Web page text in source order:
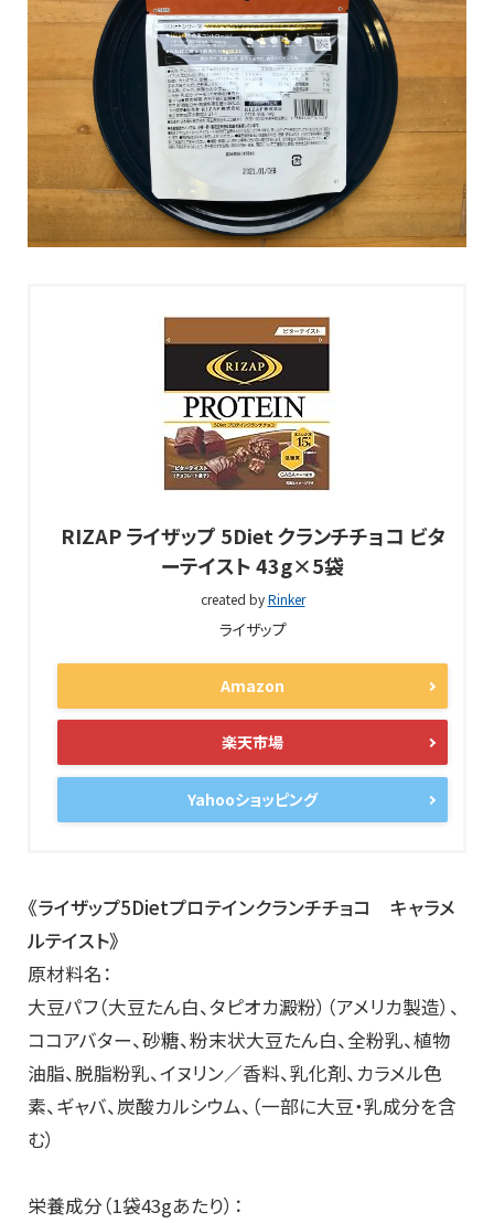
RIZAP ライザップ 5Diet クランチチョコ ビタ
ーテイスト 43g×5袋
created byRinker
ライザップ
Amazon
楽天市場
Yahooショッピング
《ライザップ5Dietプロテインクランチチョコ キャラメ
ルテイスト》
原材料名：
大豆パフ（大豆たん白、タピオカ澱粉）（アメリカ製造）、
ココアバター、砂糖、粉末状大豆たん白、全粉乳、植物
油脂、脱脂粉乳、イヌリン／香料、乳化剤、カラメル色
素、ギャバ、炭酸カルシウム、（一部に大豆・乳成分を含
む）
栄養成分（1袋43gあたり）：